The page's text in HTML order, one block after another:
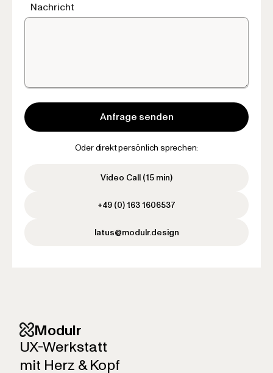
Nachricht
Oder direkt persönlich sprechen:
Video Call (15 min)
+49 (0) 163 1606537
latus@modulr.design
Modulr
UX-Werkstatt
mit Herz & Kopf